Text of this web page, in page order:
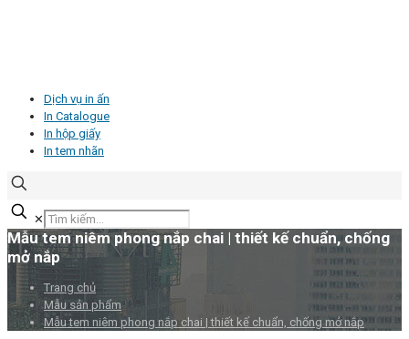
Dịch vụ in ấn
In Catalogue
In hộp giấy
In tem nhãn
✕
Mẫu tem niêm phong nắp chai | thiết kế chuẩn, chống
mở nắp
Trang chủ
Mẫu sản phẩm
Mẫu tem niêm phong nắp chai | thiết kế chuẩn, chống mở nắp